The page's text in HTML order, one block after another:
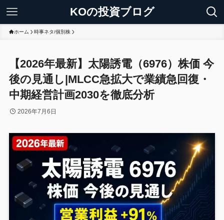
KOの投資ブログ
ホーム 時事ネタ/個別株
【2026年最新】太陽誘電（6976）株価 今
後の見通し|MLCC急拡大で業績急回復・
中期経営計画2030を徹底分析
2026年7月6日